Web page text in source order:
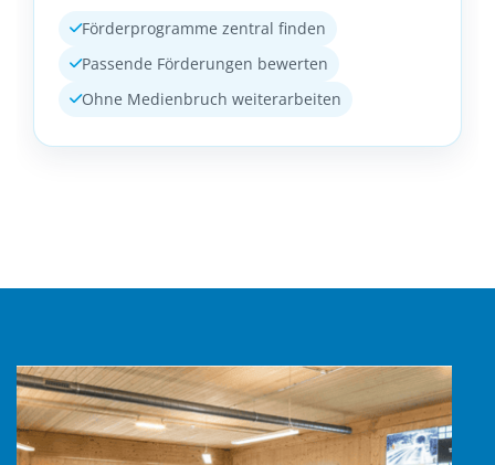
Förderprogramme zentral finden
Passende Förderungen bewerten
Ohne Medienbruch weiterarbeiten